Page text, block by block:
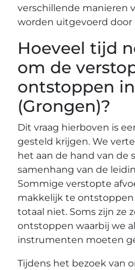
verschillende manieren
worden uitgevoerd door
Hoeveel tijd
om de
ontstoppen
(Grongen)?
Dit vraag hierboven is
gesteld krijgen. We
het aan de hand van de
samenhang van de
Sommige verstopte
makkelijk te
totaal niet. Soms zijn ze
ontstoppen waarbij we
instrumenten moeten
Tijdens het bezoek van